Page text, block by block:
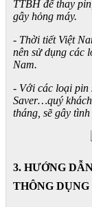
TTBH để thay
gây hỏng máy.
- Thời tiết Việt
nên sử dụng các
Nam.
- Với các loại pin
Saver…quý
tháng, sẽ gây
3. HƯỚNG
THÔNG DỤNG